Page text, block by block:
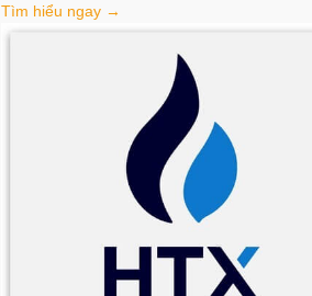
Tìm hiểu ngay →